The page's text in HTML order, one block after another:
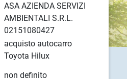
ASA AZIENDA SERVIZI
AMBIENTALI S.R.L.
02151080427
acquisto autocarro
Toyota Hilux
non definito